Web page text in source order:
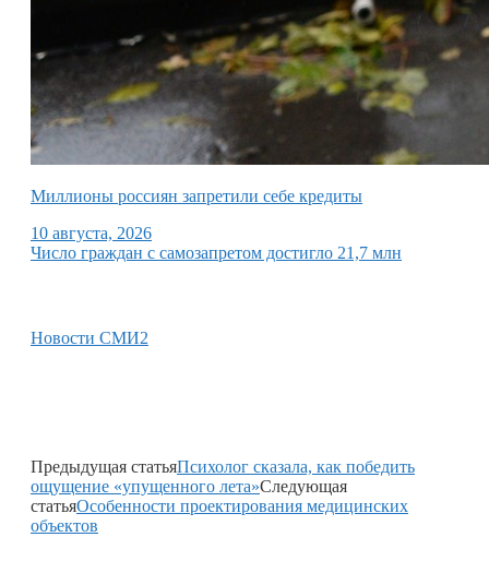
Миллионы россиян запретили себе кредиты
10 августа, 2026
Число граждан с самозапретом достигло 21,7 млн
Новости СМИ2
Предыдущая статьяПсихолог сказала, как победить
ощущение «упущенного лета»Следующая
статьяОсобенности проектирования медицинских
объектов